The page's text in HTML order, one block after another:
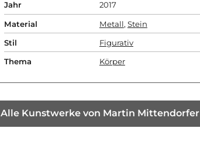
Jahr 2017
Material Metall, Stein
Stil Figurativ
Thema Körper
Alle Kunstwerke von Martin Mittendorfer